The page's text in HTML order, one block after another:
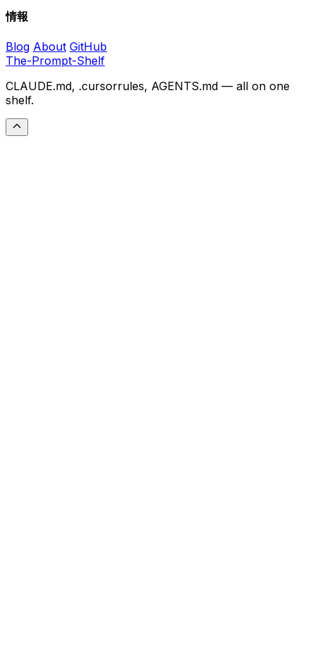
情報
Blog About GitHub
The-Prompt-Shelf
CLAUDE.md, .cursorrules, AGENTS.md — all on one
shelf.